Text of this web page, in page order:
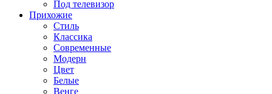
Под телевизор
Прихожие
Стиль
Классика
Современные
Модерн
Цвет
Белые
Венге